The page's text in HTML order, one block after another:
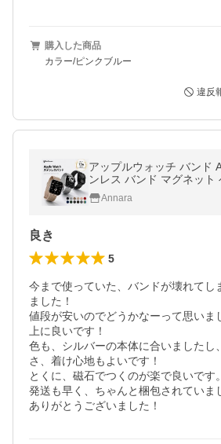
購入した商品
カラー/ピンクブルー
違反
アップルウォッチ バンド
ンレス バンド マグネット
ォッチ 11 10 9 ultra 8 7 6 5 4
45 44 42 41 40 38 mm
Annara
良き
5
今まで使っていた、バンドが壊れてし
ました！
値段が安いのでどうかなーって思いま
上に良いです！
色も、シルバーの本体に合いましたし
さ、着け心地もよいです！
とくに、磁石でつくのが楽で良いです。
発送も早く、ちゃんと梱包されていま
ありがとうございました！